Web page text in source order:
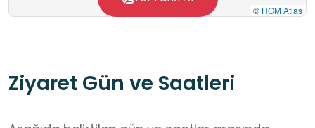
© HGM Atlas
Ziyaret Gün ve Saatleri